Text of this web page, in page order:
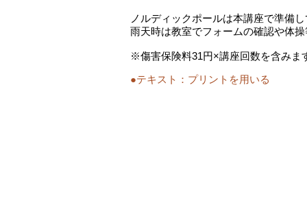
ノルディックポールは本講座で準備
雨天時は教室でフォームの確認や体
※傷害保険料31円×講座回数を含みま
●テキスト： プリントを用いる